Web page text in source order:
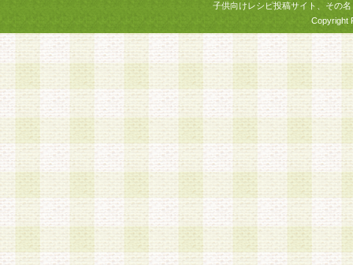
子供向けレシピ投稿サイト、その
Copyright